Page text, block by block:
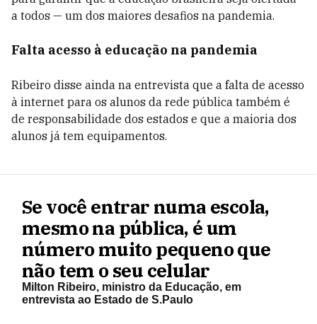
a todos — um dos maiores desafios na pandemia.
Falta acesso à educação na pandemia
Ribeiro disse ainda na entrevista que a falta de acesso
à internet para os alunos da rede pública também é
de responsabilidade dos estados e que a maioria dos
alunos já tem equipamentos.
Se você entrar numa escola,
mesmo na pública, é um
número muito pequeno que
não tem o seu celular
Milton Ribeiro, ministro da Educação, em
entrevista ao Estado de S.Paulo